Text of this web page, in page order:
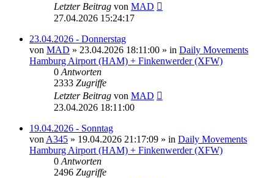
Letzter Beitrag von MAD
27.04.2026 15:24:17
23.04.2026 - Donnerstag
von MAD » 23.04.2026 18:11:00 » in Daily Movements
Hamburg Airport (HAM) + Finkenwerder (XFW)
0 Antworten
2333 Zugriffe
Letzter Beitrag von MAD
23.04.2026 18:11:00
19.04.2026 - Sonntag
von A345 » 19.04.2026 21:17:09 » in Daily Movements
Hamburg Airport (HAM) + Finkenwerder (XFW)
0 Antworten
2496 Zugriffe